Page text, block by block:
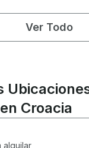
Ver Todo
Croacia
alquilar